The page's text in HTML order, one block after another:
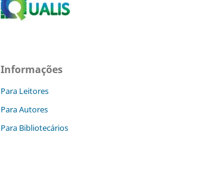
Informações
Para Leitores
Para Autores
Para Bibliotecários